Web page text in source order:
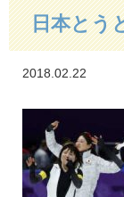
日本とう
2018.02.22